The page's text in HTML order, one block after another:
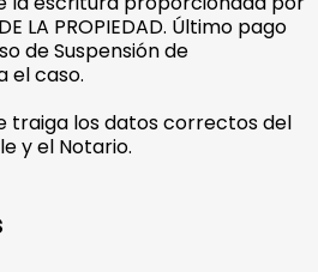
LA PROPIEDAD. Último pago
de Suspensión de
el caso.
traiga los datos correctos del
y el Notario.